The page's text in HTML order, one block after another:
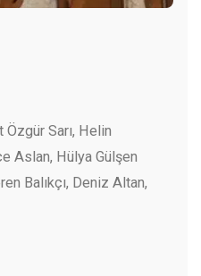
Sarı, Helin
Aslan, Hülya Gülşen
Balıkçı, Deniz Altan,